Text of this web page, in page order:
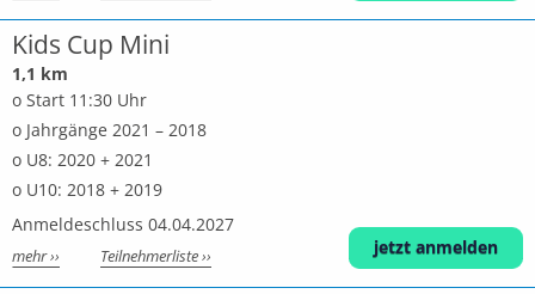
Kids Cup Mini
1,1 km
o Start 11:30 Uhr
o Jahrgänge 2021 – 2018
o U8: 2020 + 2021
o U10: 2018 + 2019
Anmeldeschluss 04.04.2027
mehr ›› Teilnehmerliste ›› jetzt anmelden